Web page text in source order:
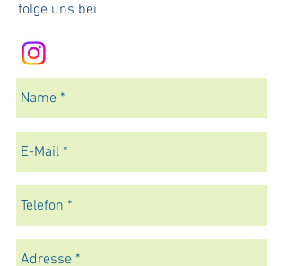
folge uns bei